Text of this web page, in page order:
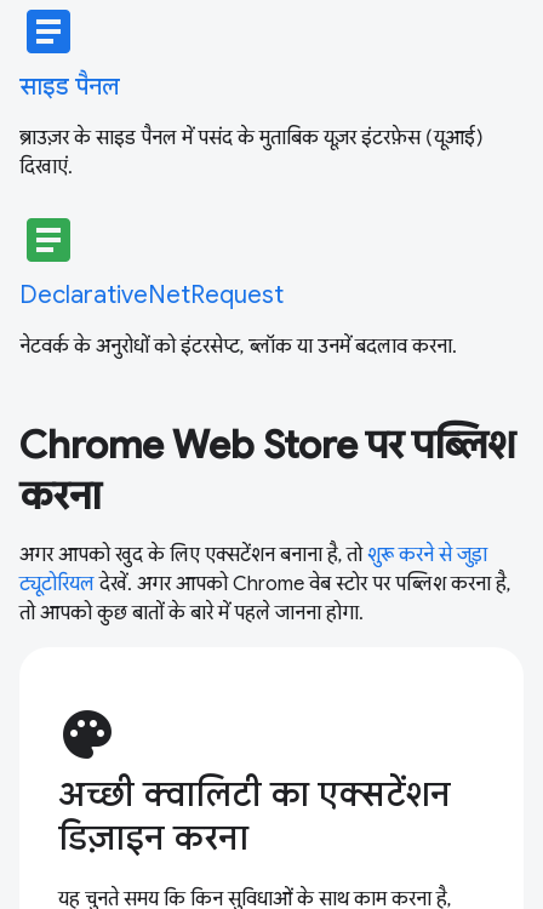
article
साइड पैनल
ब्राउज़र के साइड पैनल में पसंद के मुताबिक यूज़र इंटरफ़ेस (यूआई)
दिखाएं.
article
DeclarativeNetRequest
नेटवर्क के अनुरोधों को इंटरसेप्ट, ब्लॉक या उनमें बदलाव करना.
Chrome Web Store पर पब्लिश
करना
अगर आपको खुद के लिए एक्सटेंशन बनाना है, तोशुरू करने से जुड़ा
ट्यूटोरियलदेखें. अगर आपको Chrome वेब स्टोर पर पब्लिश करना है,
तो आपको कुछ बातों के बारे में पहले जानना होगा.
palette
अच्छी क्वालिटी का एक्सटेंशन
डिज़ाइन करना
यह चुनते समय कि किन सुविधाओं के साथ काम करना है,